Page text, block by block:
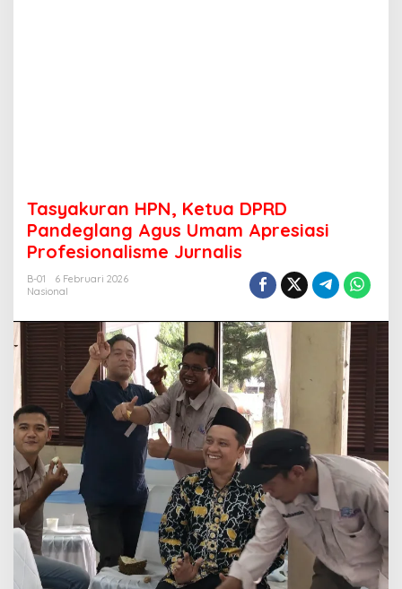
Tasyakuran HPN, Ketua DPRD
Pandeglang Agus Umam Apresiasi
Profesionalisme Jurnalis
B-01
6 Februari 2026
Nasional